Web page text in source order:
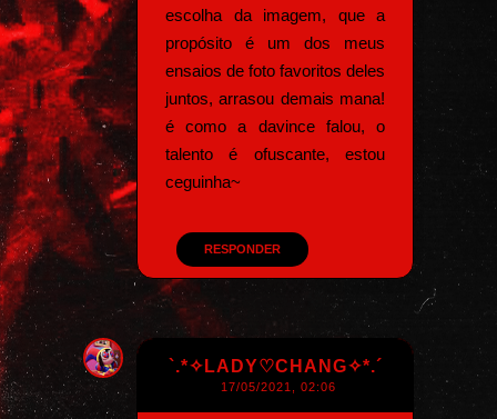
escolha da imagem, que a
propósito é um dos meus
ensaios de foto favoritos deles
juntos, arrasou demais mana!
é como a davince falou, o
talento é ofuscante, estou
ceguinha~
RESPONDER
`.*✧LADY♡CHANG✧*.´
17/05/2021, 02:06